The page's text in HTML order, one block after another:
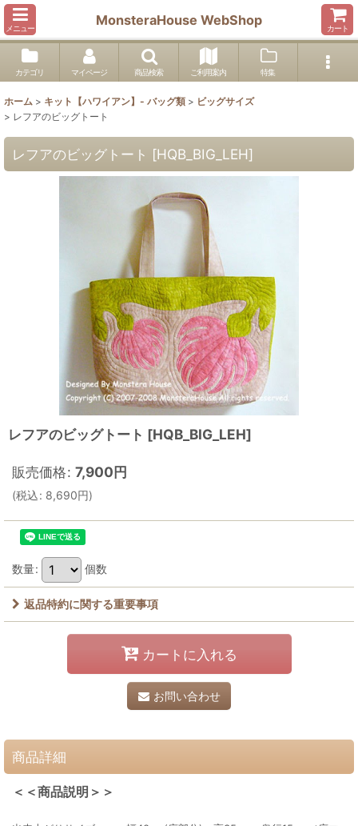
メニュー
MonsteraHouse WebShop
カート
カテゴリ マイページ 商品検索 ご利用案内 特集
ホーム > キット【ハワイアン】- バッグ類 > ビッグサイズ
> レフアのビッグトート
レフアのビッグトート [HQB_BIG_LEH]
レフアのビッグトート [HQB_BIG_LEH]
販売価格: 7,900円
(税込: 8,690円)
数量: 個数
返品特約に関する重要事項
カートに入れる
お問い合わせ
商品詳細
＜＜商品説明＞＞